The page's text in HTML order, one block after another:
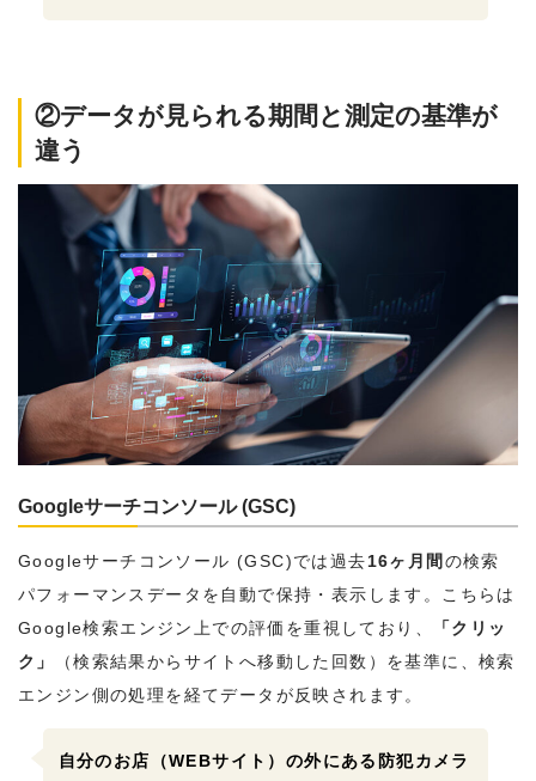
②データが見られる期間と測定の基準が
違う
Googleサーチコンソール (GSC)
Googleサーチコンソール (GSC)では過去16ヶ月間 の検索
パフォーマンスデータを自動で保持・表示します。こちらは
Google検索エンジン上での評価を重視しており、
「クリッ
ク」
（検索結果からサイトへ移動した回数）を基準に、検索
エンジン側の処理を経てデータが反映されます。
自分のお店 （WEBサイト） の外にある防犯カメラ